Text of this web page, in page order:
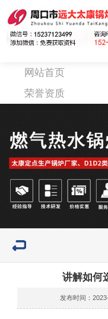
网站首页
荣誉资质
讲解如何
发布时间：